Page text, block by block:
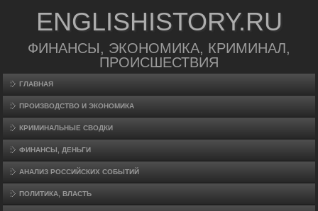
ENGLISHISTORY.RU
ФИНАНСЫ, ЭКОНОМИКА, КРИМИНАЛ,
ПРОИСШЕСТВИЯ
ГЛАВНАЯ
ПРОИЗВΟДСТВО И ЭКОНОМИКА
КРИМИНАЛЬНЫЕ СВОДКИ
ФИНАНСЫ, ДЕНЬГИ
АНАЛИЗ РОССИЙСКИХ СОБЫТИЙ
ПОЛИТИКА, ВЛАСТЬ